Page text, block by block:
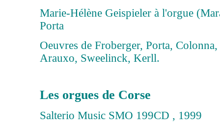
Marie-Hélène Geispieler à l'orgue
Porta
Oeuvres de Froberger, Porta,
Arauxo, Sweelinck, Kerll.
Les orgues de Corse
Salterio Music SMO 199CD , 1999